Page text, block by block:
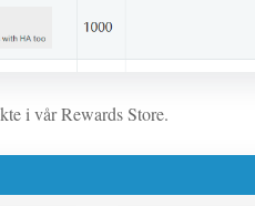
i vår Rewards Store.